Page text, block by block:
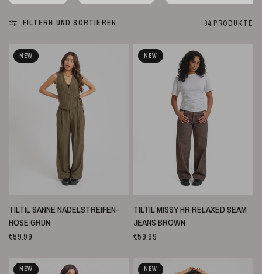
FILTERN UND SORTIEREN 84 PRODUKTE
NEW
SCHNELLANSICHT
TILTIL SANNE NADELSTREIFEN-
HOSE GRÜN
€59.99
NEW
SCHNELLANSICHT
TILTIL MISSY HR RELAXED SEAM
JEANS BROWN
€59.99
NEW NEW